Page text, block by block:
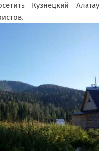
Кузнецкий Алатау